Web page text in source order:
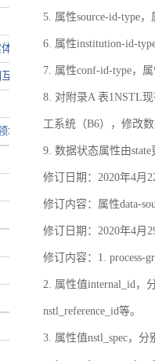
对象命名
关系，定义实体对象之间的
域模型的验证
5. 属性source-id-type
6. 属性institution-id-
7. 属性conf-id-type，
8. 对附录A 表1NSTL
工系统（B6），修改
9. 数据状态属性由state
修订日期：2020年4月
修订内容：属性data-
修订日期：2020年4月
修订内容：1. process-
2. 属性值internal_id，
nstl_reference_id等。
3. 属性值nstl_spec，分